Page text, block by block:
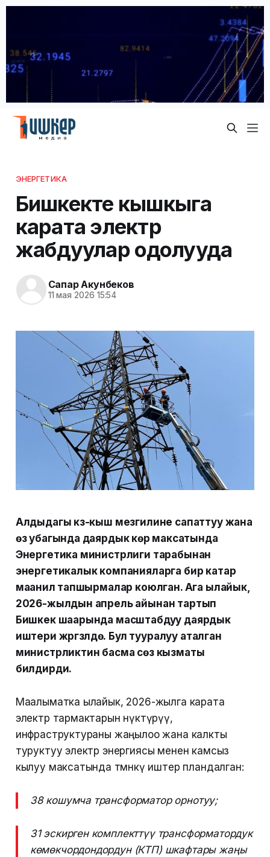
ЭНЕРГЕТИКА
Бишкекте кышкыга
карата электр
жабдуулар оңдолууда
Сапар Акунбеков
11 мая 2026 15:54
Алдыдагы күз-кыш мезгилине сапаттуу жана
өз убагында даярдык көрүү максатында
Энергетика министрлиги тарабынан
энергетикалык компанияларга бир катар
маанилүү тапшырмалар коюлган. Ага ылайык,
2026-жылдын апрель айынан тартып
Бишкек шаарында масштабдуу даярдык
иштери жүргүзүлүүдө. Бул тууралуу аталган
министрликтин басма сөз кызматы
билдирди.
Маалыматка ылайык, 2026-жылга карата
электр тармактарын өнүктүрүү,
инфраструктураны жаңылоо жана калкты
туруктуу электр энергиясы менен камсыз
кылуу максатында төмөнкү иштер пландалган:
38 кошумча трансформатор орнотуу;
31 эскирген комплекттүү трансформатордук
көмөкчордондордун (КТП) шкафтары жаңы